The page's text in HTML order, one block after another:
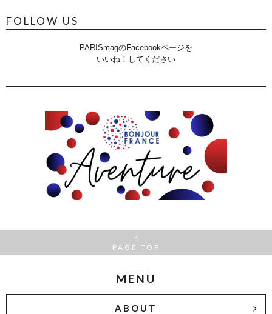
FOLLOW US
PARISmagのFacebookページを
いいね！してください
PAGE TOP
MENU
ABOUT